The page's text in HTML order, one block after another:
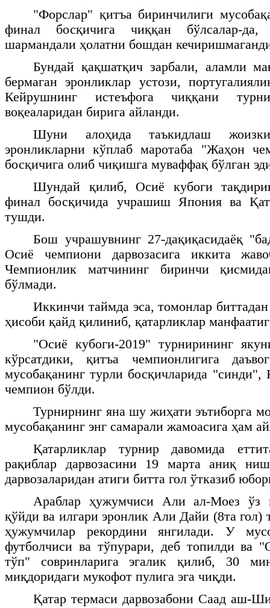
"Форслар" қитъа биринчилиги
финал босқичига чиққан бўлсалар-
шармандали ҳолатни бошдан
Бундай қақшатқич зарбали, аламли
бермаган эронликлар устози,
Кейрушнинг истеъфога чиққани
воқеаларидан бирига айланди.
Шуни алоҳида таъкидлаш
эронликларни кўплаб маротаба "Жаҳон
босқичига олиб чиқишга муваффақ бўлган
Шундай қилиб, Осиё кубоги
финал босқичида учрашиш Япония ва
тушди.
Бош учрашувнинг 27-дақиқасидаёқ
Осиё чемпиони дарвозасига иккита
Чемпионлик матчининг биринчи
бўлмади.
Иккинчи таймда эса, томонлар
ҳисоби қайд қилиниб, қатарликлар
"Осиё кубоги-2019" турнирининг
кўрсатдики, қитъа чемпионлигига
мусобақанинг турли босқичларида "синди",
чемпион бўлди.
Турнирнинг яна шу жиҳати эътиборга
мусобақанинг энг самарали жамоасига ҳам
Қатарликлар турнир давомида
рақиблар дарвозасини 19 марта аниқ
дарвозаларидан атиги битта гол ўтказиб
Араблар ҳужумчиси Али ал-Моез ўз
қўйди ва илгари эронлик Али Дайи (8та гол)
ҳужумчилар рекордини янгилади. У
футболчиси ва тўпурари, деб топилди ва
тўп" совринларига эгалик қилиб, 30
миқдоридаги мукофот пулига эга чиқди.
Қатар термаси дарвозабони Саад аш-